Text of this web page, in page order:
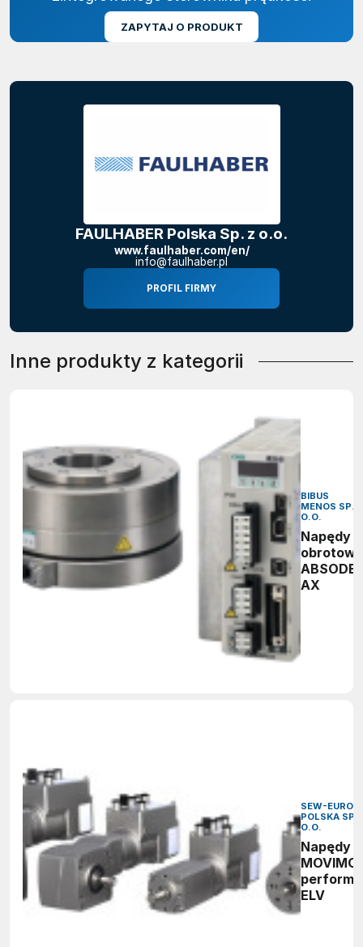
ZAPYTAJ O PRODUKT
FAULHABER Polska Sp. z o.o.
www.faulhaber.com/en/
info@faulhaber.pl
PROFIL FIRMY
Inne produkty z kategorii
BIBUS
MENOS SP. Z
O.O.
Napędy
obrotowe
AX
SEW-
POLSKA SP.
O.O.
Napędy
ELV